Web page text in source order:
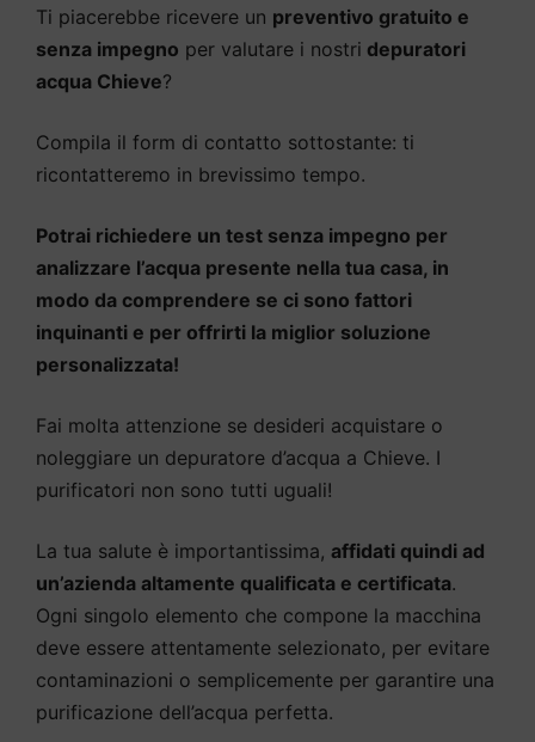
Ti piacerebbe ricevere un preventivo gratuito e
senza impegno per valutare i nostri depuratori
acqua Chieve?
Compila il form di contatto sottostante: ti
ricontatteremo in brevissimo tempo.
Potrai richiedere un test senza impegno per
analizzare l’acqua presente nella tua casa, in
modo da comprendere se ci sono fattori
inquinanti e per offrirti la miglior soluzione
personalizzata!
Fai molta attenzione se desideri acquistare o
noleggiare un depuratore d’acqua a Chieve. I
purificatori non sono tutti uguali!
La tua salute è importantissima, affidati quindi ad
un’azienda altamente qualificata e certificata.
Ogni singolo elemento che compone la macchina
deve essere attentamente selezionato, per evitare
contaminazioni o semplicemente per garantire una
purificazione dell’acqua perfetta.